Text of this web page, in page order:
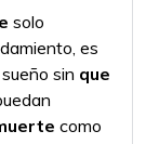
solo
es
sin que
como